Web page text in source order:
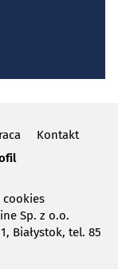
Kontakt
cookies
Sp. z o.o.
Białystok, tel. 85